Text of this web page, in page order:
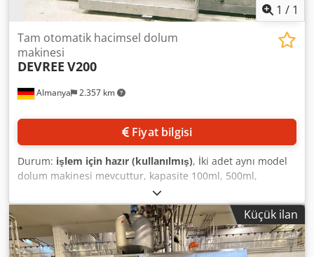
1 / 1
Almanya 2.357 km
Tam otomatik hacimsel dolum
makinesi
DEVREE V200
Fiyat bilgisi
Durum: işlem için hazır (kullanılmış), İki adet aynı model
dolum makinesi mevcuttur, kapasite 100ml, 500ml,
1000ml: 17-18 adet/dk, kapasite 5000ml: 9-10 adet/dk,
taşıma adımı: 317,5 mm, operatör paneli, kutu ayırıcı,
kapak yerleştirici, kapak kapatıcı ve dokümantasyon ile
birlikte. Yerinde inceleme mümkündür. Dodpfx Aszh Nh Djl
Isck
Küçük ilan